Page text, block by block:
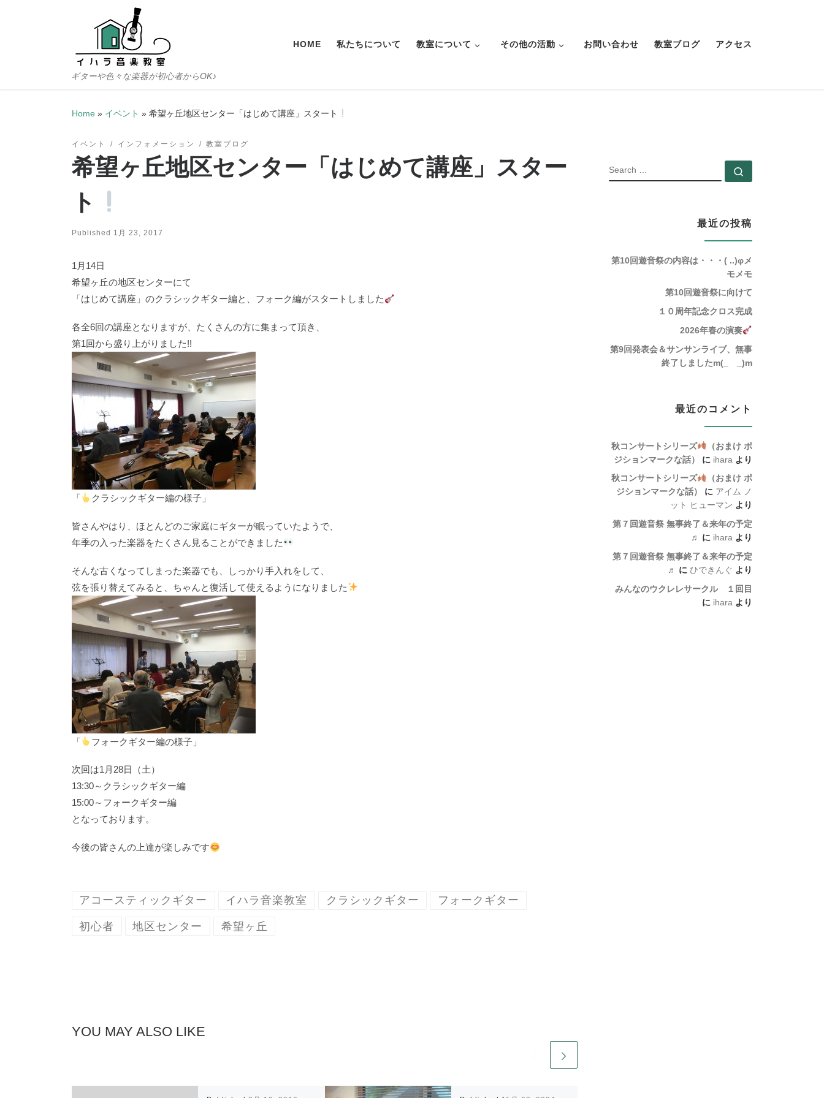
ギターや色々な楽器が初心者からOK♪
HOME 私たちについて 教室について その他の活動 お問い合わせ 教室ブログ アクセス
Home » イベント » 希望ヶ丘地区センター「はじめて講座」スタート
イベント インフォメーション 教室ブログ
希望ヶ丘地区センター「はじめて講座」スター
ト
Published 1月 23, 2017
1月14日
希望ヶ丘の地区センターにて
「はじめて講座」のクラシックギター編と、フォーク編がスタートしました
各全6回の講座となりますが、たくさんの方に集まって頂き、
第1回から盛り上がりました!!
「 クラシックギター編の様子」
皆さんやはり、ほとんどのご家庭にギターが眠っていたようで、
年季の入った楽器をたくさん見ることができました
そんな古くなってしまった楽器でも、しっかり手入れをして、
弦を張り替えてみると、ちゃんと復活して使えるようになりました
「 フォークギター編の様子」
次回は1月28日（土）
13:30～クラシックギター編
15:00～フォークギター編
となっております。
今後の皆さんの上達が楽しみです
アコースティックギター イハラ音楽教室 クラシックギター フォークギター
初心者 地区センター 希望ヶ丘
YOU MAY ALSO LIKE
SEARCH
最近の投稿
第10回遊音祭の内容は・・・( ..)φメ
モメモ
第10回遊音祭に向けて
１０周年記念クロス完成
2026年春の演奏
第9回発表会＆サンサンライブ、無事
終了しましたm(_ _)m
最近のコメント
秋コンサートシリーズ
（おまけ ポ
ジションマークな話）
に ihara より
秋コンサートシリーズ
（おまけ ポ
ジションマークな話）
に アイム ノ
ット ヒューマン より
第７回遊音祭 無事終了＆来年の予定
♬
に ihara より
第７回遊音祭 無事終了＆来年の予定
♬
に ひできんぐ より
みんなのウクレレサークル １回目
に ihara より